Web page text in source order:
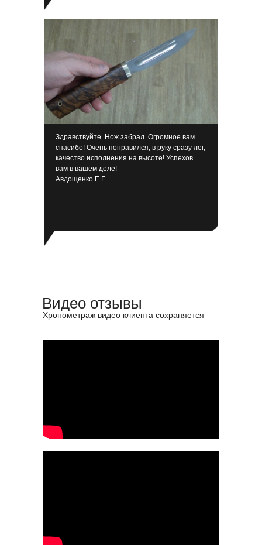
Здравствуйте. Нож забрал. Огромное вам
спасибо! Очень понравился, в руку сразу лег,
качество исполнения на высоте! Успехов
вам в вашем деле!
Авдощенко Е.Г.
Видео отзывы
Хронометраж видео клиента сохраняется